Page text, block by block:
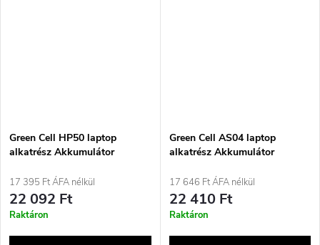
Green Cell HP50 laptop
alkatrész Akkumulátor
17 395 Ft ÁFA nélkül
22 092 Ft
Raktáron
Green Cell AS04 laptop
alkatrész Akkumulátor
17 646 Ft ÁFA nélkül
22 410 Ft
Raktáron